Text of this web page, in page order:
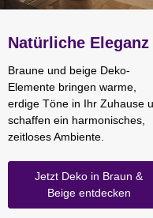
Natürliche Eleganz
Braune und beige Deko-
Elemente bringen warme,
erdige Töne in Ihr Zuhause
schaffen ein harmonisches,
zeitloses Ambiente.
Jetzt Deko in Braun &
Beige entdecken